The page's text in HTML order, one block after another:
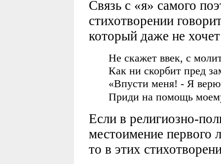
Связь с «я» самого
стихотворении
который даже не
Не скажет ввек, с
Как ни скорбит пред
«Впусти меня! - Я
Приди на помощь
Если в религиозно-
местоимение первого
то в этих